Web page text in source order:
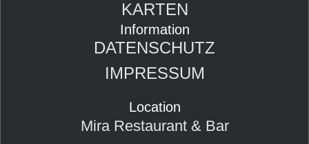
KARTEN
Information
DATENSCHUTZ
IMPRESSUM
Location
Mira Restaurant & Bar